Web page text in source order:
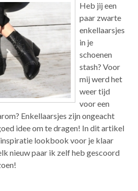
Heb jij een
paar zwarte
enkellaarsjes
in je
schoenen
stash? Voor
mij werd het
weer tijd
voor een
Enkellaarsjes zijn ongeacht
idee om te dragen! In dit artikel
lookbook voor je klaar
nieuw paar ik zelf heb gescoord